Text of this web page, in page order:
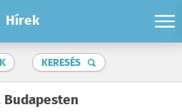
Hírek
KERESÉS